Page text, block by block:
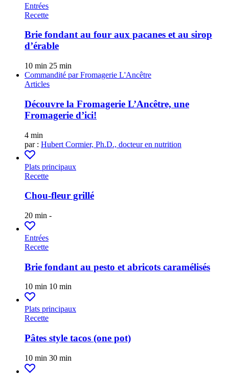
Entrées
Recette
Brie fondant au four aux pacanes et au sirop
d’érable
10 min 25 min
Commandité parFromagerie L'Ancêtre
Articles
Découvre la Fromagerie L’Ancêtre, une
Fromagerie d’ici!
4 min
par : Hubert Cormier, Ph.D., docteur en nutrition
Plats principaux
Recette
Chou-fleur grillé
20 min -
Entrées
Recette
Brie fondant au pesto et abricots caramélisés
10 min 10 min
Plats principaux
Recette
Pâtes style tacos (one pot)
10 min 30 min